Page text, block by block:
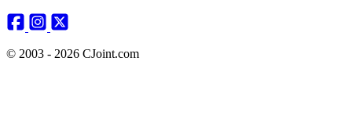
© 2003 - 2026 CJoint.com